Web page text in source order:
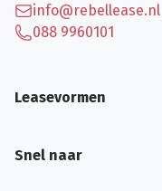
info@rebellease.nl
088 9960101
Leasevormen
Snel naar